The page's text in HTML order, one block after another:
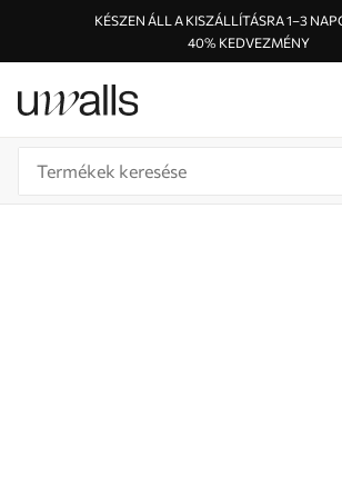
KÉSZEN ÁLL A KISZÁLLÍTÁSRA 1–3
40% KEDVEZMÉNY